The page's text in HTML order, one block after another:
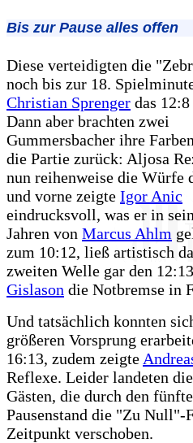
Bis zur Pause alles offen
Diese verteidigten die
noch bis zur 18.
Christian Sprenger das
Dann aber brachten zwei
Gummersbacher ihre
die Partie zurück: Aljosa
nun reihenweise die Würfe
und vorne zeigte Igor Anic
eindrucksvoll, was er in
Jahren von Marcus Ahlm
zum 10:12, ließ artistisch
zweiten Welle gar den
Gislason die Notbremse in
Und tatsächlich konnten
größeren Vorsprung
16:13, zudem zeigte
Reflexe. Leider landeten
Gästen, die durch den
Pausenstand die "Zu Null"-
Zeitpunkt verschoben.